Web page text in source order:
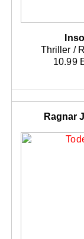
Thriller /
10.99
Ragnar